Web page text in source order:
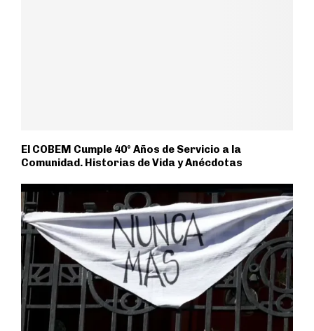
El COBEM Cumple 40° Años de Servicio a la
Comunidad. Historias de Vida y Anécdotas